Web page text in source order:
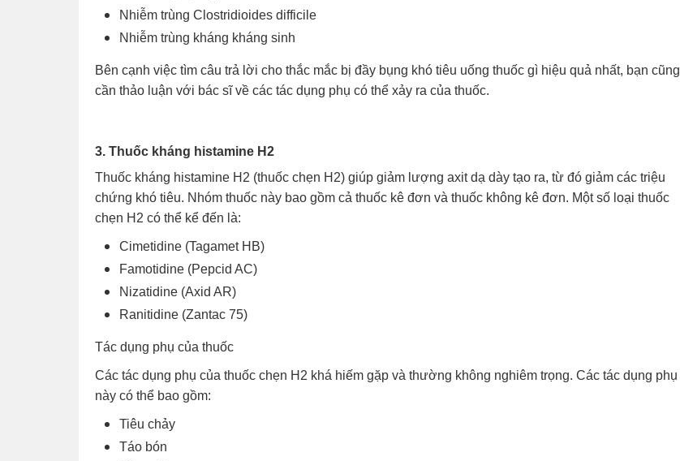
Nhiễm trùng Clostridioides difficile
Nhiễm trùng kháng kháng sinh
Bên cạnh việc tìm câu trả lời cho thắc mắc bị đầy bụng khó tiêu uống thuốc gì hiệu quả nhất, bạn cũng
cần thảo luận với bác sĩ về các tác dụng phụ có thể xảy ra của thuốc.
3. Thuốc kháng histamine H2
Thuốc kháng histamine H2 (thuốc chẹn H2) giúp giảm lượng axit dạ dày tạo ra, từ đó giảm các triệu
chứng khó tiêu. Nhóm thuốc này bao gồm cả thuốc kê đơn và thuốc không kê đơn. Một số loại thuốc
chẹn H2 có thể kể đến là:
Cimetidine (Tagamet HB)
Famotidine (Pepcid AC)
Nizatidine (Axid AR)
Ranitidine (Zantac 75)
Tác dụng phụ của thuốc
Các tác dụng phụ của thuốc chẹn H2 khá hiếm gặp và thường không nghiêm trọng. Các tác dụng phụ
này có thể bao gồm:
Tiêu chảy
Táo bón